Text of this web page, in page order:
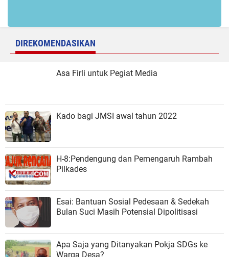
DIREKOMENDASIKAN
Asa Firli untuk Pegiat Media
Kado bagi JMSI awal tahun 2022
H-8:Pendengung dan Pemengaruh Rambah
Pilkades
Esai: Bantuan Sosial Pedesaan & Sedekah
Bulan Suci Masih Potensial Dipolitisasi
Apa Saja yang Ditanyakan Pokja SDGs ke
Warga Desa?